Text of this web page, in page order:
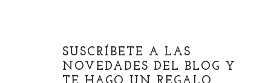
SUSCRÍBETE A LAS
NOVEDADES DEL BLOG Y